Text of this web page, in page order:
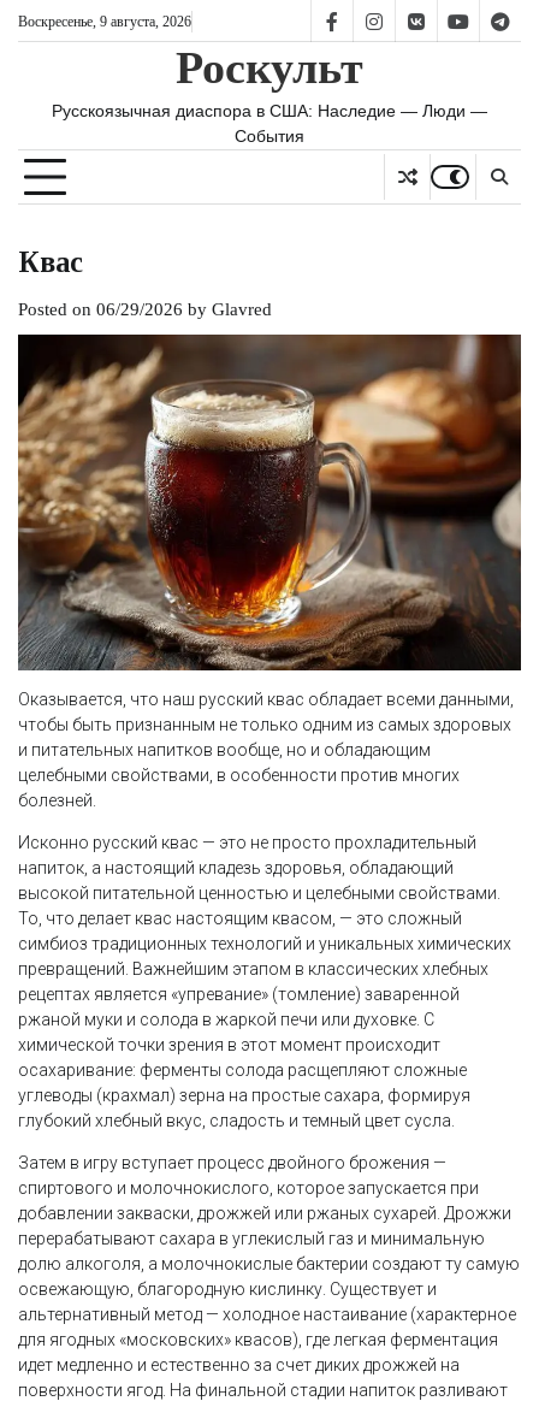
SkipВоскресенье, 9 августа, 2026
FB IS vk YT TG
Роскульт
Русскоязычная диаспора в США: Наследие — Люди —
События
Квас
Posted on 06/29/2026 by Glavred
Оказывается, что наш русский квас обладает всеми данными,
чтобы быть признанным не только одним из самых здоровых
и питательных напитков вообще, но и обладающим
целебными свойствами, в особенности против многих
болезней.
Исконно русский квас — это не просто прохладительный
напиток, а настоящий кладезь здоровья, обладающий
высокой питательной ценностью и целебными свойствами.
То, что делает квас настоящим квасом, — это сложный
симбиоз традиционных технологий и уникальных химических
превращений. Важнейшим этапом в классических хлебных
рецептах является «упревание» (томление) заваренной
ржаной муки и солода в жаркой печи или духовке. С
химической точки зрения в этот момент происходит
осахаривание: ферменты солода расщепляют сложные
углеводы (крахмал) зерна на простые сахара, формируя
глубокий хлебный вкус, сладость и темный цвет сусла.
Затем в игру вступает процесс двойного брожения —
спиртового и молочнокислого, которое запускается при
добавлении закваски, дрожжей или ржаных сухарей. Дрожжи
перерабатывают сахара в углекислый газ и минимальную
долю алкоголя, а молочнокислые бактерии создают ту самую
освежающую, благородную кислинку. Существует и
альтернативный метод — холодное настаивание (характерное
для ягодных «московских» квасов), где легкая ферментация
идет медленно и естественно за счет диких дрожжей на
поверхности ягод. На финальной стадии напиток разливают